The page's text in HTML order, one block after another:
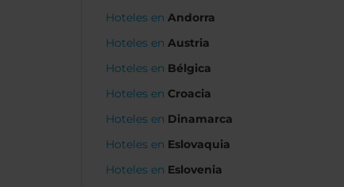
Hoteles en Andorra
Hoteles en Austria
Hoteles en Bélgica
Hoteles en Croacia
Hoteles en Dinamarca
Hoteles en Eslovaquia
Hoteles en Eslovenia